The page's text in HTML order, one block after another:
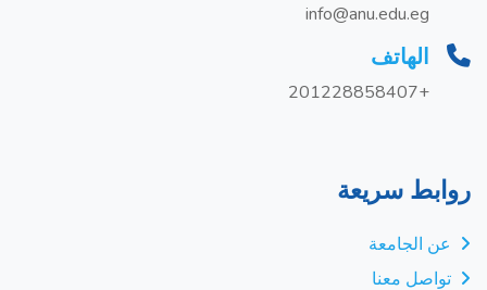
info@anu.edu.eg
الهاتف
+201228858407
روابط سريعة
عن الجامعة
تواصل معنا